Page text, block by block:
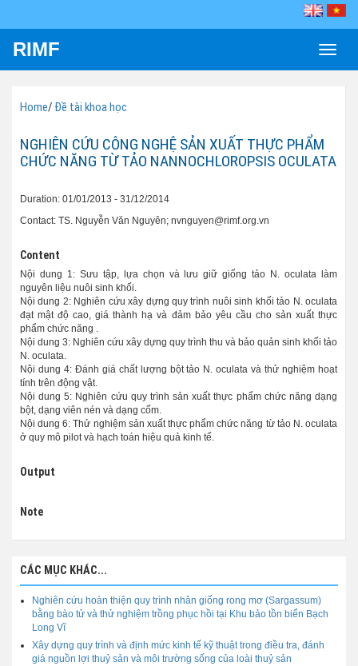
Toggle
RIMF
Home/ Đề tài khoa học
NGHIÊN CỨU CÔNG NGHỆ SẢN XUẤT THỰC PHẨM
CHỨC NĂNG TỪ TẢO NANNOCHLOROPSIS OCULATA
Duration: 01/01/2013 - 31/12/2014
Contact: TS. Nguyễn Văn Nguyên; nvnguyen@rimf.org.vn
Content
Nội dung 1: Sưu tập, lựa chọn và lưu giữ giống tảo N. oculata làm
nguyên liệu nuôi sinh khối.
Nội dung 2: Nghiên cứu xây dựng quy trình nuôi sinh khối tảo N. oculata
đạt mật độ cao, giá thành hạ và đảm bảo yêu cầu cho sản xuất thực
phẩm chức năng .
Nội dung 3: Nghiên cứu xây dựng quy trình thu và bảo quản sinh khối tảo
N. oculata.
Nội dung 4: Đánh giá chất lượng bột tảo N. oculata và thử nghiệm hoạt
tính trên động vật.
Nội dung 5: Nghiên cứu quy trình sản xuất thực phẩm chức năng dạng
bột, dạng viên nén và dạng cốm.
Nội dung 6: Thử nghiệm sản xuất thực phẩm chức năng từ tảo N. oculata
ở quy mô pilot và hạch toán hiệu quả kinh tế.
Output
Note
CÁC MỤC KHÁC...
Nghiên cứu hoàn thiện quy trình nhân giống rong mơ (Sargassum)
bằng bào tử và thử nghiệm trồng phục hồi tại Khu bảo tồn biển Bạch
Long Vĩ
Xây dựng quy trình và định mức kinh tế kỹ thuật trong điều tra, đánh
giá nguồn lợi thuỷ sản và môi trường sống của loài thuỷ sản